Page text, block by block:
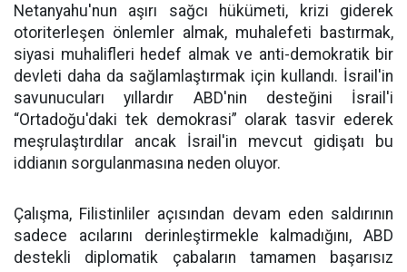
Netanyahu'nun aşırı sağcı hükümeti, krizi giderek
otoriterleşen önlemler almak, muhalefeti bastırmak,
siyasi muhalifleri hedef almak ve anti-demokratik bir
devleti daha da sağlamlaştırmak için kullandı. İsrail'in
savunucuları yıllardır ABD'nin desteğini İsrail'i
“Ortadoğu'daki tek demokrasi” olarak tasvir ederek
meşrulaştırdılar ancak İsrail'in mevcut gidişatı bu
iddianın sorgulanmasına neden oluyor.
Çalışma, Filistinliler açısından devam eden saldırının
sadece acılarını derinleştirmekle kalmadığını, ABD
destekli diplomatik çabaların tamamen başarısız